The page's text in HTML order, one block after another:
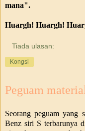
mana".
Huargh! Huargh!
Tiada ulasan:
Kongsi
Peguam
Seorang peguam yang
Benz siri S terbarunya